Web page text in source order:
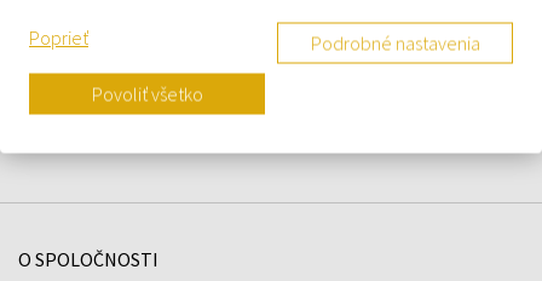
Náš výber na mieru presne pre
O SPOLOČNOSTI
Poprieť Podrobné nastavenia
Povoliť všetko